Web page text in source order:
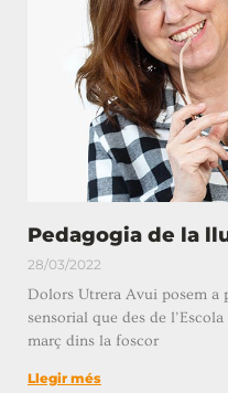
Pedagogia de la
28/03/2022
Dolors Utrera Avui posem a
sensorial que des de
març dins la foscor
Llegir més